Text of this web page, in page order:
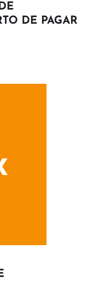
DE PAGAR